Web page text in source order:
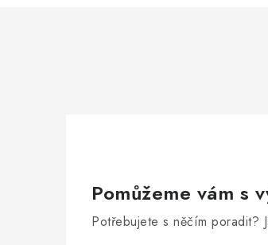
Pomůžeme vám s
Potřebujete s něčím poradit?